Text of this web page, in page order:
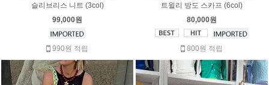
슬리브리스 니트 (3col)
99,000원
990원 적립
트윌리 방도 스카프 (6col)
80,000원
800원 적립